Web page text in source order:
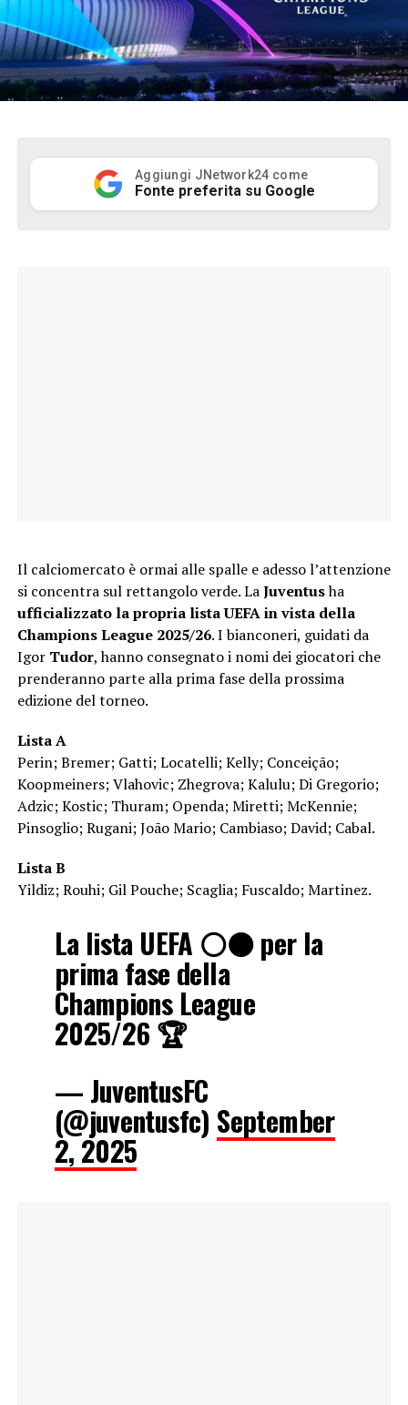
Aggiungi JNetwork24 come
Fonte preferita su Google
Il calciomercato è ormai alle spalle e adesso l’attenzione
si concentra sul rettangolo verde. LaJuventusha
ufficializzato la propria lista UEFA in vista della
Champions League 2025/26. I bianconeri, guidati da
Igor Tudor, hanno consegnato i nomi dei giocatori che
prenderanno parte alla prima fase della prossima
edizione del torneo.
Lista A
Perin; Bremer; Gatti; Locatelli; Kelly; Conceição;
Koopmeiners; Vlahovic; Zhegrova; Kalulu; Di Gregorio;
Adzic; Kostic; Thuram; Openda; Miretti; McKennie;
Pinsoglio; Rugani; João Mario; Cambiaso; David; Cabal.
Lista B
Yildiz; Rouhi; Gil Pouche; Scaglia; Fuscaldo; Martinez.
La lista UEFA ⚪️⚫️ per la
prima fase della
Champions League
2025/26 🏆
— JuventusFC
(@juventusfc) September
2, 2025